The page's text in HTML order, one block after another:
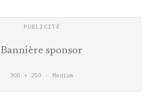
Bannière sponsor
300 × 250 · Medium